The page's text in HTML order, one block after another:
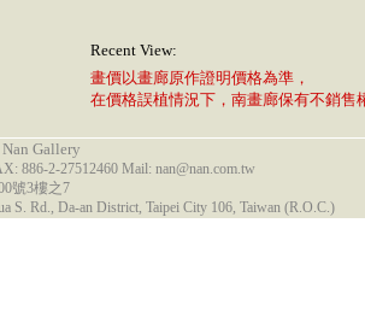
Recent View:
畫價以畫廊原作證明價格為準，
在價格誤植情況下，南畫廊保有不銷售
Gallery
886-2-27512460 Mail: nan@nan.com.tw
號3樓之7
S. Rd., Da-an District, Taipei City 106, Taiwan (R.O.C.)